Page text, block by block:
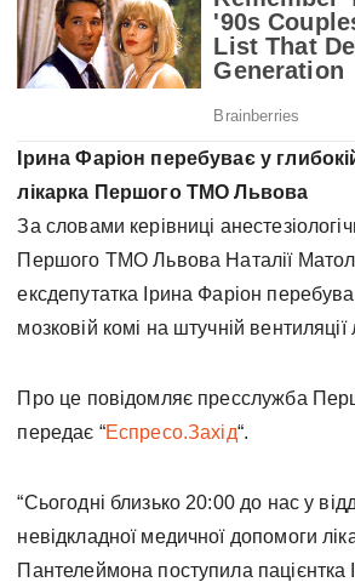
Ірина Фаріон перебуває у
лікарка Першого ТМО Львова
За словами керівниці
Першого ТМО Львова Наталії
ексдепутатка Ірина Фаріон
мозковій комі на штучній вентиляції
Про це повідомляє пресслужба
передає “Еспресо.Захід“.
“Сьогодні близько 20:00 до нас у
невідкладної медичної допомоги
Пантелеймона поступила пацієнтка